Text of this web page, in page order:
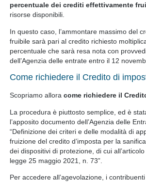
percentuale dei crediti effettivamente
risorse disponibili.
In questo caso, l’ammontare massimo del
fruibile sarà pari al credito richiesto
percentuale che sarà resa nota con
dell’Agenzia delle entrate entro il 12
Come richiedere il Credito di
Scopriamo allora come richiedere il
La procedura è piuttosto semplice, ed è
l’apposito documento dell’Agenzia delle
“Definizione dei criteri e delle modalità di
fruizione del credito d’imposta per la
dei dispositivi di protezione, di cui
legge 25 maggio 2021, n. 73”.
Per accedere all’agevolazione, i